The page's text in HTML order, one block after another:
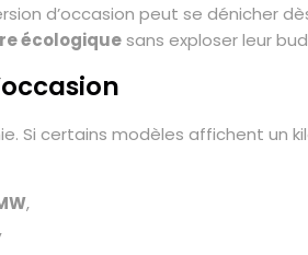
d’occasion peut se dénicher
écologique sans exploser leur
Si certains modèles affichent
,